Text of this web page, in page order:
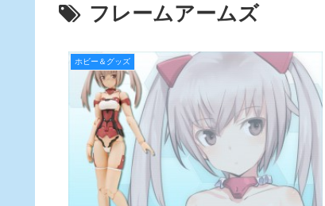
フレームアームズ
ホビー＆グッズ